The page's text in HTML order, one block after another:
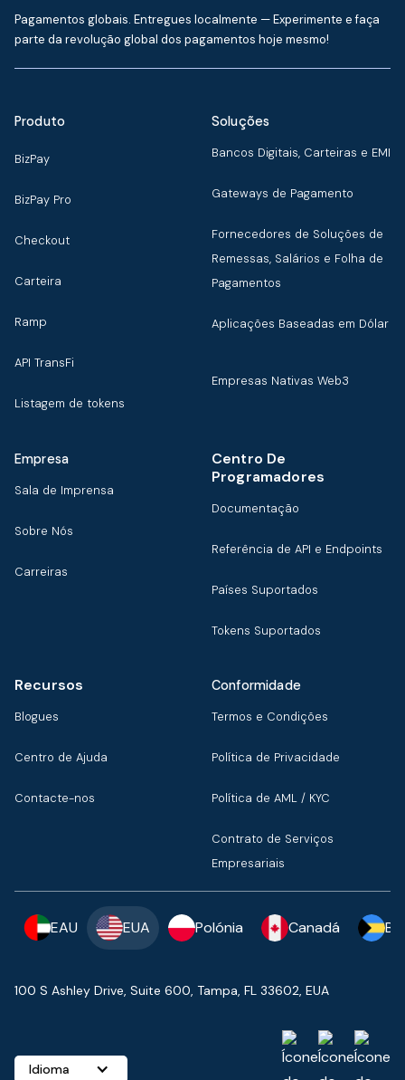
Pagamentos globais. Entregues localmente — Experimente e faça
parte da revolução global dos pagamentos hoje mesmo!
Produto
BizPay
BizPay Pro
Checkout
Carteira
Ramp
API TransFi
Listagem de tokens
Soluções
Bancos Digitais, Carteiras e EMI
Gateways de Pagamento
Fornecedores de Soluções de
Remessas, Salários e Folha de
Pagamentos
Aplicações Baseadas em Dólar
Empresas Nativas Web3
Empresa
Sala de Imprensa
Sobre Nós
Carreiras
Centro De
Programadores
Documentação
Referência de API e Endpoints
Países Suportados
Tokens Suportados
Recursos
Blogues
Centro de Ajuda
Contacte-nos
Conformidade
Termos e Condições
Política de Privacidade
Política de AML / KYC
Contrato de Serviços
Empresariais
EAU EUA Polónia Canadá
100 S Ashley Drive, Suite 600, Tampa, FL 33602, EUA
Idioma